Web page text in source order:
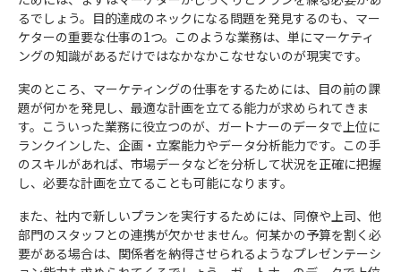
るでしょう。目的達成のネックになる問題を発見するのも、マー
ケターの重要な仕事の1つ。このような業務は、単にマーケティ
ングの知識があるだけではなかなかこなせないのが現実です。
実のところ、マーケティングの仕事をするためには、目の前の課
題が何かを発見し、最適な計画を立てる能力が求められてきま
す。こういった業務に役立つのが、ガートナーのデータで上位に
ランクインした、企画・立案能力やデータ分析能力です。この手
のスキルがあれば、市場データなどを分析して状況を正確に把握
し、必要な計画を立てることも可能になります。
また、社内で新しいプランを実行するためには、同僚や上司、他
部門のスタッフとの連携が欠かせません。何某かの予算を割く必
要がある場合は、関係者を納得させられるようなプレゼンテーシ